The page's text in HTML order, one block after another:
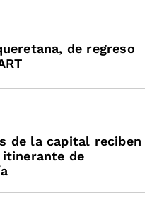
de regreso
de la capital reciben
de